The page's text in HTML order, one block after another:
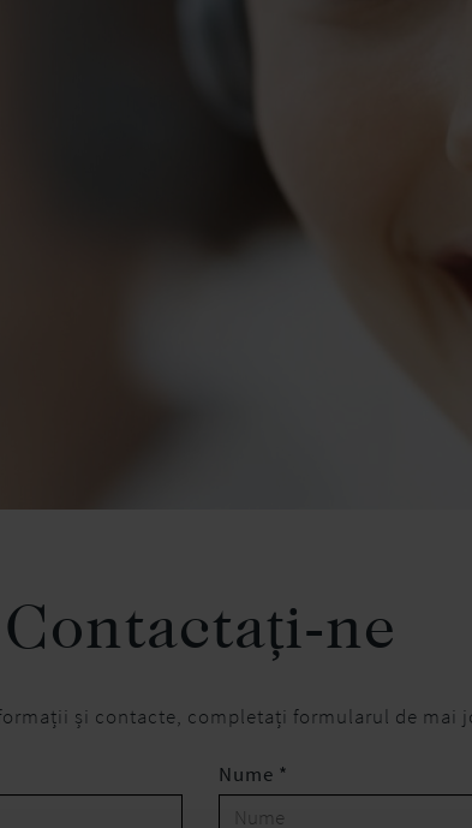
Contactați-ne
și contacte, completați formularul de mai
Nume *